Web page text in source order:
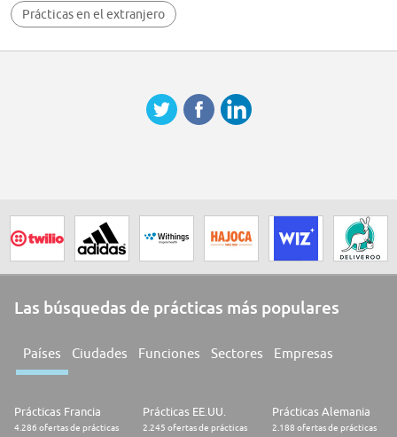
Mejora continua
Trabajo en equipo
Se espera aptitud física y cumplimiento de funciones asignadas.
Prácticas en el extranjero
Las búsquedas de prácticas más populares
Países Ciudades Funciones Sectores Empresas
Prácticas Francia
4.286 ofertas de prácticas
Prácticas EE.UU.
2.245 ofertas de prácticas
Prácticas Alemania
2.188 ofertas de prácticas